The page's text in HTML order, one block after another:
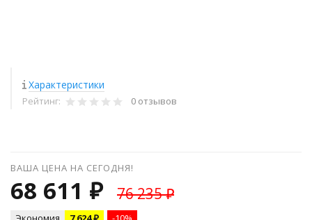
Характеристики
Рейтинг: 0 отзывов
ВАША ЦЕНА НА СЕГОДНЯ!
68 611 ₽ 76 235 ₽